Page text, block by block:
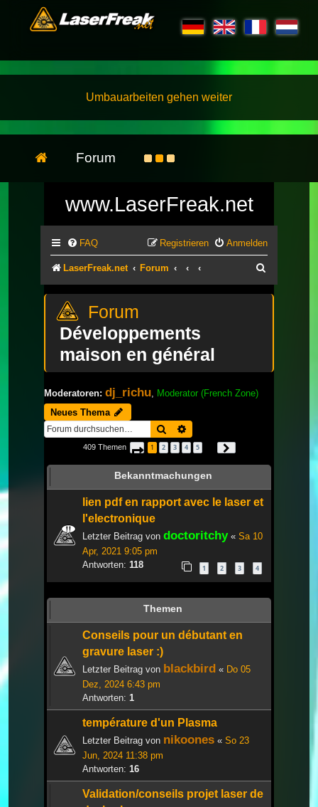
Umbauarbeiten gehen weiter
Forum
www.LaserFreak.net
FAQ Anmelden
Registrieren
LaserFreak.net Forum
Développements
maison en général
Moderatoren: dj_richu Moderator (French Zone)
Neues Thema
Suche
409 Themen Seite 1von 14
1 2 3 4 5
Bekanntmachungen
lien pdf en rapport avec le laser et
l'electronique
Letzter Beitrag von doctoritchy« Sa 10
Apr, 2021 9:05 pm
Antworten: 118 1 2 3 4
Themen
Conseils pour un débutant en
gravure laser :)
Letzter Beitrag von blackbird « Do 05
Dez, 2024 6:43 pm
Antworten: 1
température d'un Plasma
Letzter Beitrag von nikoones « So 23
Jun, 2024 11:38 pm
Antworten: 16
Validation/conseils projet laser de